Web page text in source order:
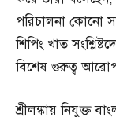
পরিচালনা কোনো
শিপিং খাত
বিশেষ গুরুত্ব
শ্রীলঙ্কায় নিযুক্ত